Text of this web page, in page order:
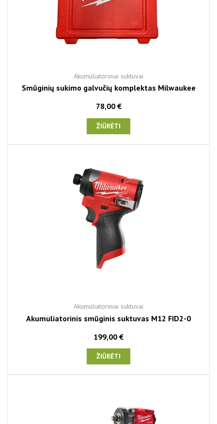
Akumuliatoriniai suktuvai
Smūginių sukimo galvučių komplektas Milwaukee
78,00 €
ŽIŪRĖTI
Akumuliatoriniai suktuvai
Akumuliatorinis smūginis suktuvas M12 FID2-0
199,00 €
ŽIŪRĖTI